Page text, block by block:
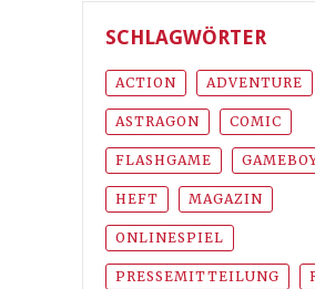
SCHLAGWÖRTER
ACTION ADVENTURE
ASTRAGON COMIC
FLASHGAME
HEFT MAGAZIN
ONLINESPIEL
PRESSEMITTEILUNG